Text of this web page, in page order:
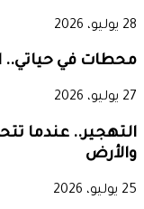
28 يوليو، 2026
محطات في حياتي..
27 يوليو، 2026
التهجير.. عندما
والأرض
25 يوليو، 2026